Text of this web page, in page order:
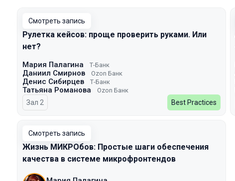
Смотреть запись
Рулетка кейсов: проще проверить руками. Или
нет?
Мария Палагина Т-Банк
Даниил Смирнов Ozon Банк
Денис Сибирцев Т-Банк
Татьяна Романова Ozon Банк
Зал 2 Best Practices
Смотреть запись
Жизнь МИКРОбов: Простые шаги обеспечения
качества в системе микрофронтендов